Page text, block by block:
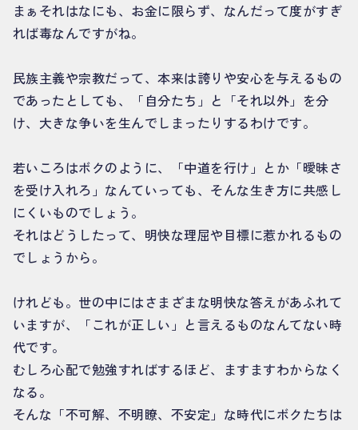
まぁそれはなにも、お金に限らず、なんだって度がすぎ
れば毒なんですがね。
民族主義や宗教だって、本来は誇りや安心を与えるもの
であったとしても、「自分たち」と「それ以外」を分
け、大きな争いを生んでしまったりするわけです。
若いころはボクのように、「中道を行け」とか「曖昧さ
を受け入れろ」なんていっても、そんな生き方に共感し
にくいものでしょう。
それはどうしたって、明快な理屈や目標に惹かれるもの
でしょうから。
けれども。世の中にはさまざまな明快な答えがあふれて
いますが、「これが正しい」と言えるものなんてない時
代です。
むしろ心配で勉強すればするほど、ますますわからなく
なる。
そんな「不可解、不明瞭、不安定」な時代にボクたちは